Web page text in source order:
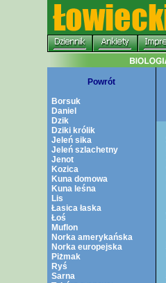
Powrót
Borsuk
Daniel
Dzik
Dziki królik
Jeleń sika
Jeleń szlachetny
Jenot
Kozica
Kuna domowa
Kuna leśna
Lis
Łasica łaska
Łoś
Muflon
Norka amerykańska
Norka europejska
Piżmak
Ryś
Sarna